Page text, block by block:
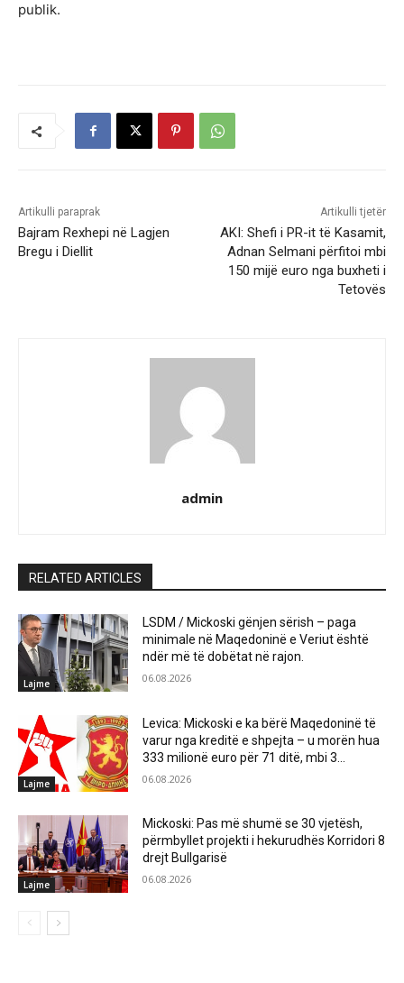
publik.
Artikulli paraprak
Bajram Rexhepi në Lagjen
Bregu i Diellit
Artikulli tjetër
AKI: Shefi i PR-it të Kasamit,
Adnan Selmani përfitoi mbi
150 mijë euro nga buxheti i
Tetovës
admin
RELATED ARTICLES
Lajme
LSDM / Mickoski gënjen sërish – paga
minimale në Maqedoninë e Veriut është
ndër më të dobëtat në rajon.
06.08.2026
Lajme
Levica: Mickoski e ka bërë Maqedoninë të
varur nga kreditë e shpejta – u morën hua
333 milionë euro për 71 ditë, mbi 3...
06.08.2026
Lajme
Mickoski: Pas më shumë se 30 vjetësh,
përmbyllet projekti i hekurudhës Korridori 8
drejt Bullgarisë
06.08.2026